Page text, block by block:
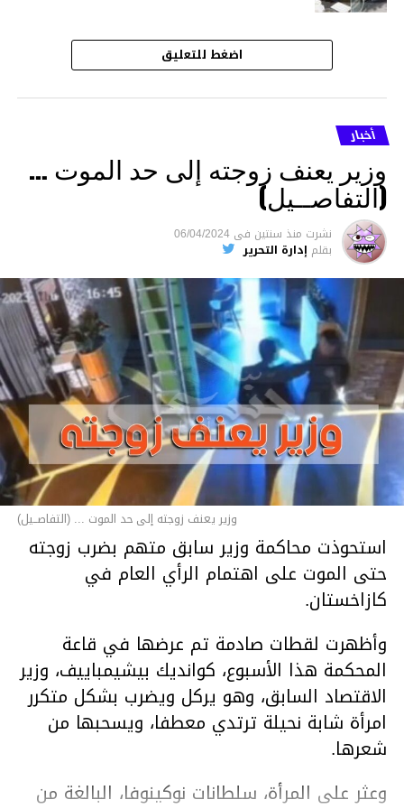
اضغط للتعليق
أخبار
وزير يعنف زوجته إلى حد الموت …
(التفاصــيل)
نشرت منذ سنتين فى 06/04/2024
بقلم إدارة التحرير
وزير يعنف زوجته إلى حد الموت ... (التفاصــيل)
استحوذت محاكمة وزير سابق متهم بضرب زوجته
حتى الموت على اهتمام الرأي العام في
كازاخستان.
وأظهرت لقطات صادمة تم عرضها في قاعة
المحكمة هذا الأسبوع، كوانديك بيشيمباييف، وزير
الاقتصاد السابق، وهو يركل ويضرب بشكل متكرر
امرأة شابة نحيلة ترتدي معطفا، ويسحبها من
شعرها.
وعثر على المرأة، سلطانات نوكينوفا، البالغة من